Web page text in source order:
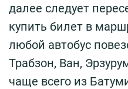
далее следует
купить билет в
любой автобус
Трабзон, Ван,
чаще всего из